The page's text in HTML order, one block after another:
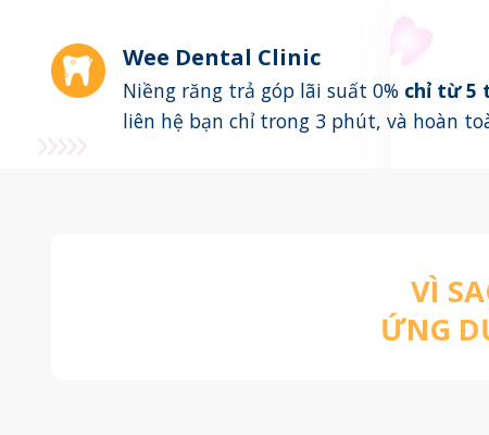
Wee Dental Clinic
Niềng răng trả góp lãi suất 0% chỉ từ 5
liên hệ bạn chỉ trong 3 phút, và hoàn
VÌ
ỨNG